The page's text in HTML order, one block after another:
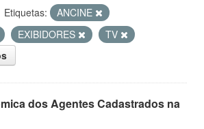
Etiquetas:
ANCINE
EXIBIDORES
TV
dos Agentes Cadastrados na